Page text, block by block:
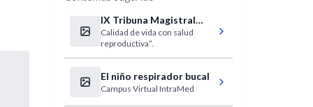
IX Tribuna Magistral
sobre “Oncofertilidad
Calidad de vida con salud
reproductiva”.
El niño respirador bucal
Campus Virtual IntraMed